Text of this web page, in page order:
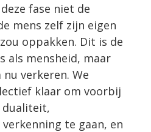
fase niet de
mens zelf zijn eigen
oppakken. Dit is de
als mensheid, maar
verkeren. We
klaar om voorbij
dualiteit,
te gaan, en